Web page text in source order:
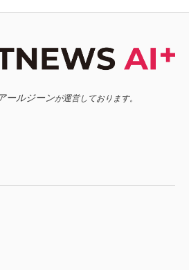
ールジーンが運営しております。